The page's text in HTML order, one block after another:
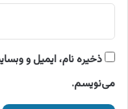
ذخیره نام، ایمیل و
می‌نویسم.